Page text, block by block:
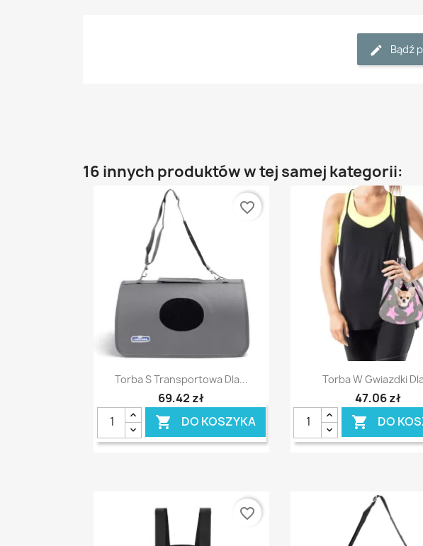
Bądź
16 innych produktów w tej samej kategorii:
Szybki podgląd
Torba S Transportowa Dla...
69,42 zł
 DO KOSZYKA
favorite_border
Szybki podgląd
Torba W Gwiazdki
47,06 zł
 DO
favorite_border